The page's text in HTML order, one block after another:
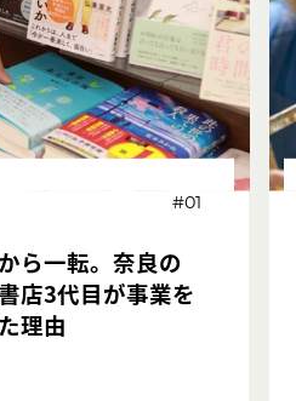
#01
ら一転。奈良の
店3代目が事業を
理由